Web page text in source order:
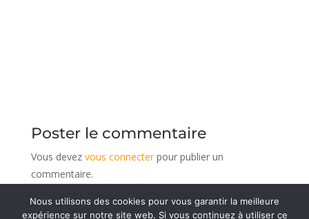
Poster le commentaire
Vous devez vous connecterpour publier un
commentaire.
Nous utilisons des cookies pour vous garantir la meilleure
expérience sur notre site web. Si vous continuez à utiliser ce